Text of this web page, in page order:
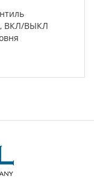
ВКЛ/ВЫКЛ